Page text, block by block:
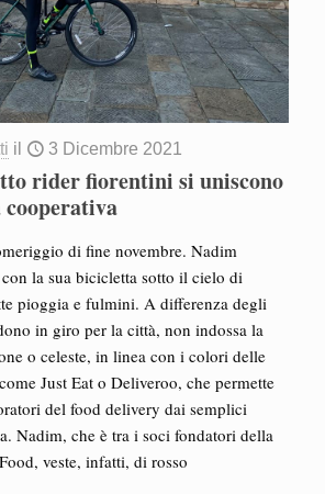
il 3 Dicembre 2021
rider fiorentini si uniscono
cooperativa
di fine novembre. Nadim
la sua bicicletta sotto il cielo di
pioggia e fulmini. A differenza degli
in giro per la città, non indossa la
o celeste, in linea con i colori delle
Just Eat o Deliveroo, che permette
del food delivery dai semplici
Nadim, che è tra i soci fondatori della
veste, infatti, di rosso